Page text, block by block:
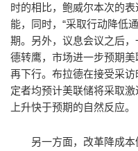
时的相比，鲍威尔本次的
能，同时，“采取行动降低
期。另外，议息会议之后
德转鹰，市场进一步预期
再下行。布拉德在接受采
定者均预计美联储将采取
上升快于预期的自然反应。
另一方面，改革降成